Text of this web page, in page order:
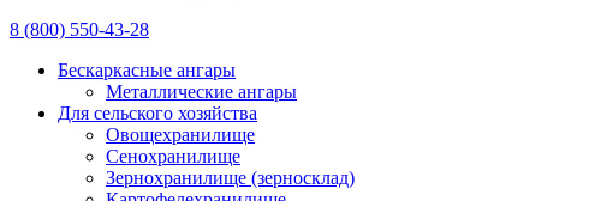
8 (800) 550-43-28
Бескаркасные ангары
Металлические ангары
Для сельского хозяйства
Овощехранилище
Сенохранилище
Зернохранилище (зерносклад)